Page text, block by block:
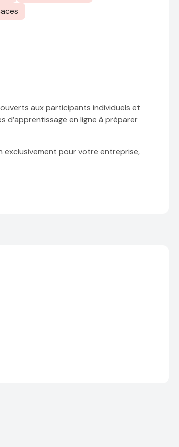
aux participants individuels et
d’apprentissage en ligne à préparer
exclusivement pour votre entreprise,